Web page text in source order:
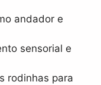
andador e
sensorial e
rodinhas para